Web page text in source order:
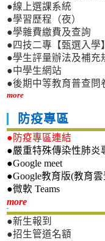
●線上選課系統
●學習歷程（夜）
●學雜費繳費及查詢
●四技二專【甄選入學
●學生評量辦法及補充
●中學生網站
●後期中等教育普查問
more
防疫專區
●防疫專區連結
●嚴重特殊傳染性肺炎
●Google meet
●Google教育版(教育
●微軟 Teams
more新生專區
●新生報到
●招生管道名額